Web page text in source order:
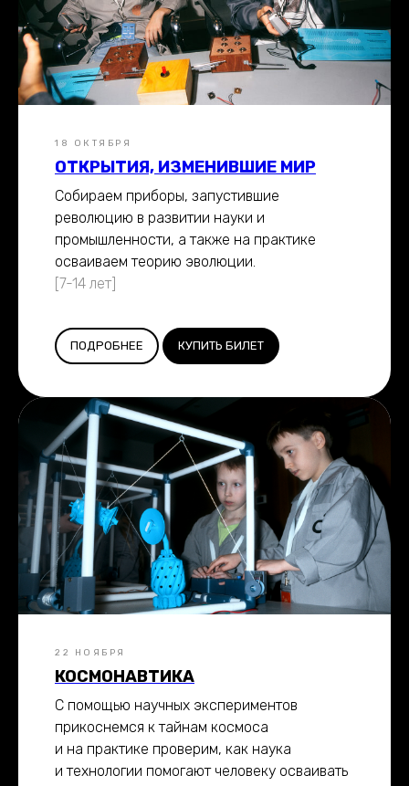
18 ОКТЯБРЯ
ОТКРЫТИЯ, ИЗМЕНИВШИЕ МИР
Собираем приборы, запустившие
революцию в развитии науки и
промышленности, а также на практике
осваиваем теорию эволюции.
[7-14 лет]
ПОДРОБНЕЕ КУПИТЬ БИЛЕТ
22 НОЯБРЯ
КОСМОНАВТИКА
С помощью научных экспериментов
прикоснемся к тайнам космоса
и на практике проверим, как наука
и технологии помогают человеку осваивать